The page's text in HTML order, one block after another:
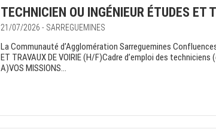
TECHNICIEN OU INGÉNIEUR ÉTUDES ET
21/07/2026 - SARREGUEMINES
La Communauté d’Agglomération Sarreguemines Confluences
ET TRAVAUX DE VOIRIE (H/F)Cadre d’emploi des
A)VOS MISSIONS...